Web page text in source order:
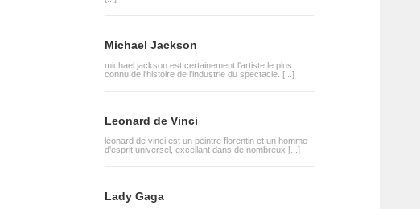
Michael Jackson
michael jackson est certainement l'artiste le plus
connu de l'histoire de l'industrie du spectacle. [...]
Leonard de Vinci
léonard de vinci est un peintre florentin et un homme
d'esprit universel, excellant dans de nombreux [...]
Lady Gaga